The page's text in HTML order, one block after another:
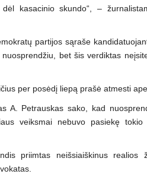
kasacinio skundo“, –
partijos sąraše
bet šis verdiktas
per posėdį liepą prašė atmesti
A. Petrauskas sako, kad
veiksmai nebuvo pasiekę
priimtas neišsiaiškinus